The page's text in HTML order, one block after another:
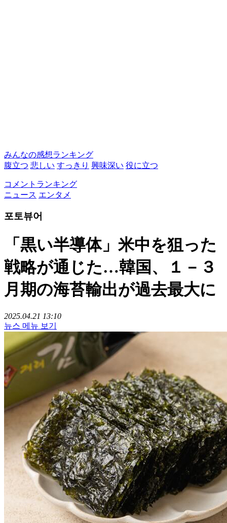
みんなの感想ランキング
腹立つ 悲しい すっきり 興味深い 役に立つ
コメントランキング
ニュース エンタメ
포토뷰어
「黒い半導体」米中を狙った
戦略が通じた…韓国、１－３
月期の海苔輸出が過去最大に
2025.04.21 13:10
뉴스 메뉴 보기